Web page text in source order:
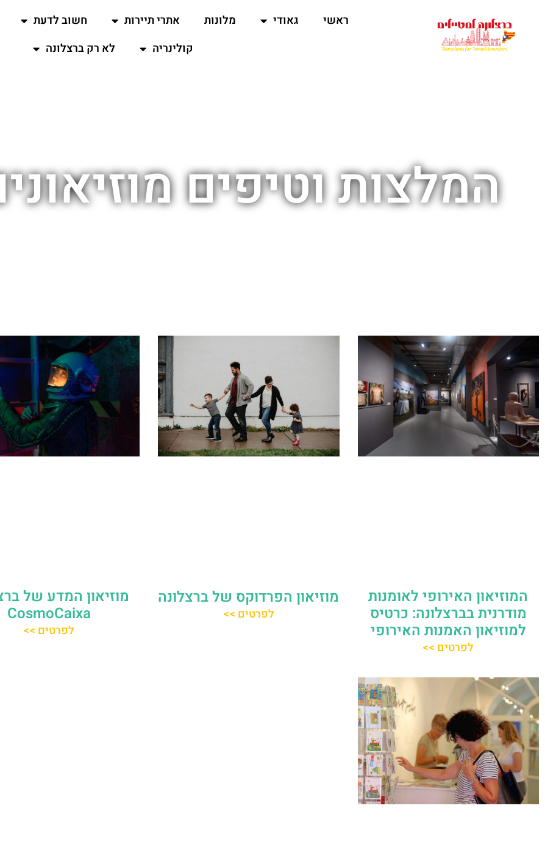
ראשי גאודי מלונות אתרי תיירות חשוב לדעת
קולינריה
לא רק ברצלונה
המלצות וטיפים
המוזיאון האירופי לאומנות
מודרנית בברצלונה: כרטיס
למוזיאון האמנות האירופי
לפרטים >>
מוזיאון הפרדוקס של ברצלונה
לפרטים >>
מוזיאון המדע של
CosmoCaixa
לפרטים >>